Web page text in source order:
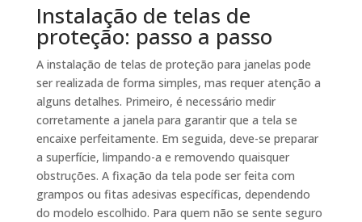
Instalação de telas de
proteção: passo a passo
A instalação de telas de proteção para janelas pode
ser realizada de forma simples, mas requer atenção a
alguns detalhes. Primeiro, é necessário medir
corretamente a janela para garantir que a tela se
encaixe perfeitamente. Em seguida, deve-se preparar
a superfície, limpando-a e removendo quaisquer
obstruções. A fixação da tela pode ser feita com
grampos ou fitas adesivas específicas, dependendo
do modelo escolhido. Para quem não se sente seguro